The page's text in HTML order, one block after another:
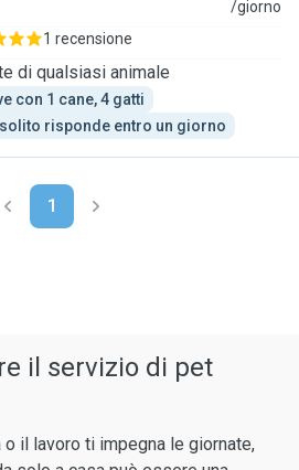
/giorno
1 recensione
di qualsiasi animale
con 1 cane, 4 gatti
solito risponde entro un giorno
1
il servizio di pet
o il lavoro ti impegna le giornate,